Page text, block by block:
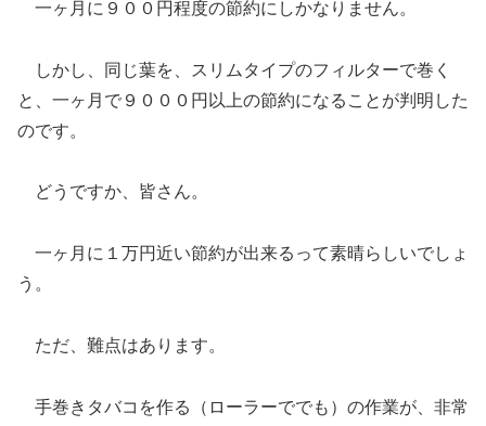
一ヶ月に９００円程度の節約にしかなりません。
しかし、同じ葉を、スリムタイプのフィルターで巻く
と、一ヶ月で９０００円以上の節約になることが判明した
のです。
どうですか、皆さん。
一ヶ月に１万円近い節約が出来るって素晴らしいでしょ
う。
ただ、難点はあります。
手巻きタバコを作る（ローラーででも）の作業が、非常